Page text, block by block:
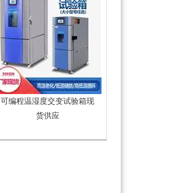
可编程温湿度交变试验箱现
货供应